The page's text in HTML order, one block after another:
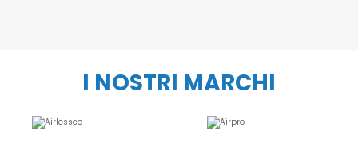
I NOSTRI MARCHI